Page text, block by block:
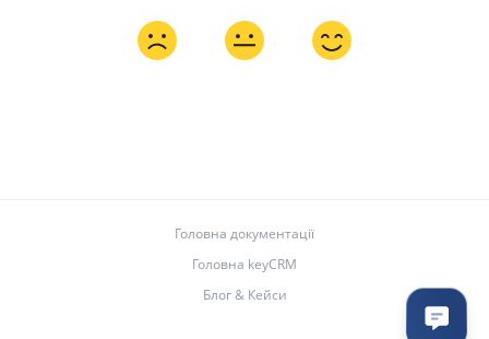
Головна документації
Головна keyCRM
Блог & Кейси